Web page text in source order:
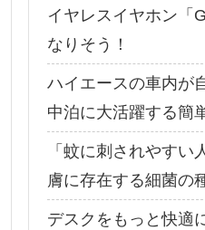
イヤレスイヤホン「
なりそう！
ハイエースの車内が
中泊に大活躍する簡
「蚊に刺されやすい
膚に存在する細菌の
デスクをもっと快適